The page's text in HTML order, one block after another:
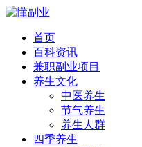
首页
百科资讯
兼职副业项目
养生文化
中医养生
节气养生
养生人群
四季养生